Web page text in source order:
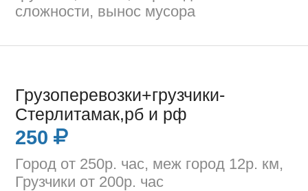
сложности, вынос мусора
Грузоперевозки+грузчики-
Стерлитамак,рб и рф
250
Город от 250р. час, меж город 12р. км,
Грузчики от 200р. час